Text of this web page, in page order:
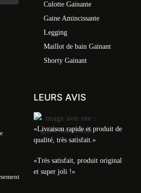
Culotte Gainante
Gaine Amincissante
Legging
Maillot de bain Gainant
Shorty Gainant
LEURS AVIS
«Livraison rapide et produit de
qualité, très satisfait.»
«Très satisfait, produit original
et super joli !»